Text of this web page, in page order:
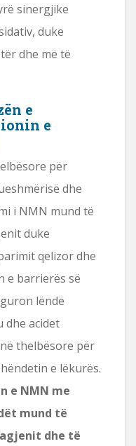
sinergjike
duke
dhe më të
e
e
për
dhe
i NMN mund të
duke
qelizor dhe
e barrierës së
lëndë
dhe acidet
thelbësore për
e lëkurës.
e NMN me
mund të
dhe të